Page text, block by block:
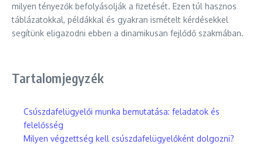
milyen tényezők befolyásolják a fizetését. Ezen túl hasznos
táblázatokkal, példákkal és gyakran ismételt kérdésekkel
segítünk eligazodni ebben a dinamikusan fejlődő szakmában.
Tartalomjegyzék
Csúszdafelügyelői munka bemutatása: feladatok és
felelősség
Milyen végzettség kell csúszdafelügyelőként dolgozni?